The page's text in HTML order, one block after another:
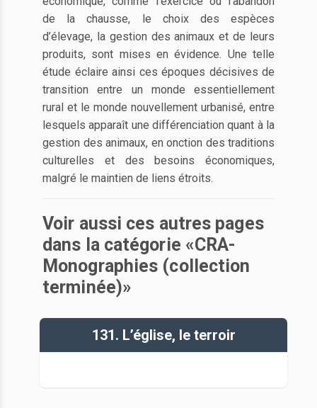
de la chausse, le choix des espèces
d’élevage, la gestion des animaux et de leurs
produits, sont mises en évidence. Une telle
étude éclaire ainsi ces époques décisives de
transition entre un monde essentiellement
rural et le monde nouvellement urbanisé, entre
lesquels apparaît une différenciation quant à la
gestion des animaux, en onction des traditions
culturelles et des besoins économiques,
malgré le maintien de liens étroits.
Voir aussi ces autres pages
dans la catégorie «CRA-
Monographies (collection
terminée)»
131. L’église, le terroir